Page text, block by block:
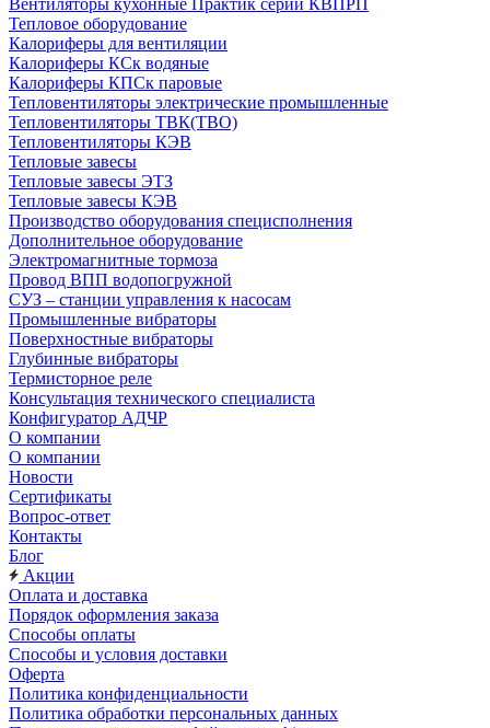
Вентиляторы кухонные Практик серии КВПРП
Тепловое оборудование
Калориферы для вентиляции
Калориферы КСк водяные
Калориферы КПСк паровые
Тепловентиляторы электрические промышленные
Тепловентиляторы ТВК(ТВО)
Тепловентиляторы КЭВ
Тепловые завесы
Тепловые завесы ЭТЗ
Тепловые завесы КЭВ
Производство оборудования специсполнения
Дополнительное оборудование
Электромагнитные тормоза
Провод ВПП водопогружной
СУЗ – станции управления к насосам
Промышленные вибраторы
Поверхностные вибраторы
Глубинные вибраторы
Термисторное реле
Консультация технического специалиста
Конфигуратор АДЧР
О компании
О компании
Новости
Сертификаты
Вопрос-ответ
Контакты
Блог
Акции
Оплата и доставка
Порядок оформления заказа
Способы оплаты
Способы и условия доставки
Оферта
Политика конфиденциальности
Политика обработки персональных данных